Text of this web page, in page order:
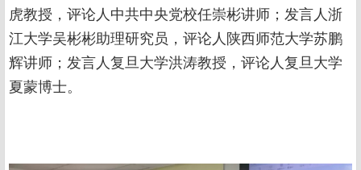
虎教授，评论人中共中央党校任崇彬讲师；发言人浙
江大学吴彬彬助理研究员，评论人陕西师范大学苏鹏
辉讲师；发言人复旦大学洪涛教授，评论人复旦大学
夏蒙博士。